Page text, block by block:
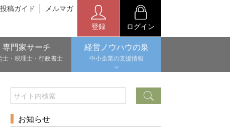
投稿ガイド メルマガ
登録 ログイン
専門家サーチ
士・税理士・行政書士
経営ノウハウの泉
中小企業の支援情報
お知らせ